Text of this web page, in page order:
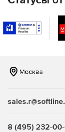
режиме
режиме
Москва
8 (495) 232-